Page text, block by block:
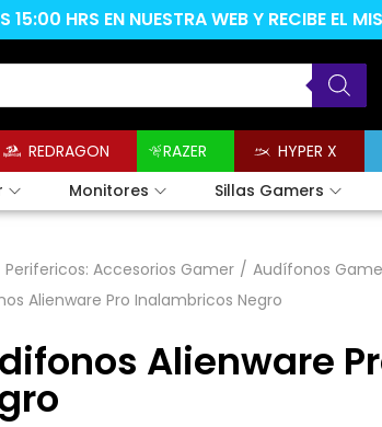
15:00 HRS EN NUESTRA WEB Y RECIBE EL
REDRAGON RAZER HYPER X
Monitores Sillas Gamers
Perifericos: Accesorios Gamer / Audífonos
Alienware Pro Inalambricos Negro
Alienware